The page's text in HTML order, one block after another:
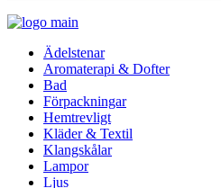
Ädelstenar
Aromaterapi & Dofter
Bad
Förpackningar
Hemtrevligt
Kläder & Textil
Klangskålar
Lampor
Ljus